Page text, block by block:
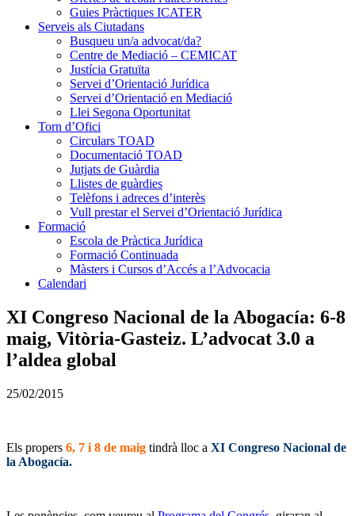
Guies Pràctiques ICATER
Serveis als Ciutadans
Busqueu un/a advocat/da?
Centre de Mediació – CEMICAT
Justícia Gratuïta
Servei d’Orientació Jurídica
Servei d’Orientació en Mediació
Llei Segona Oportunitat
Torn d’Ofici
Circulars TOAD
Documentació TOAD
Jutjats de Guàrdia
Llistes de guàrdies
Telèfons i adreces d’interès
Vull prestar el Servei d’Orientació Jurídica
Formació
Escola de Pràctica Jurídica
Formació Continuada
Màsters i Cursos d’Accés a l’Advocacia
Calendari
XI Congreso Nacional de la Abogacía: 6-8
maig, Vitòria-Gasteiz. L’advocat 3.0 a
l’aldea global
25/02/2015
Els propers 6, 7 i 8 de maig tindrà lloc a XI Congreso Nacional de
la Abogacía.